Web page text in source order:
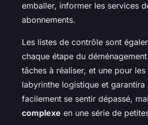
emballer, informer les services
abonnements.
Les listes de contrôle sont
chaque étape du
tâches à réaliser, et une pour
labyrinthe logistique et garantira
facilement se sentir dépassé,
complexe en une série de